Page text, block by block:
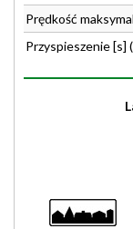
Prędkość
Przyspieszenie [s]